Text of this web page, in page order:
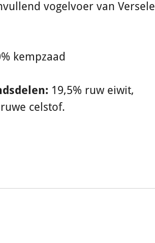
vogelvoer van Versele
kempzaad
19,5% ruw eiwit,
celstof.